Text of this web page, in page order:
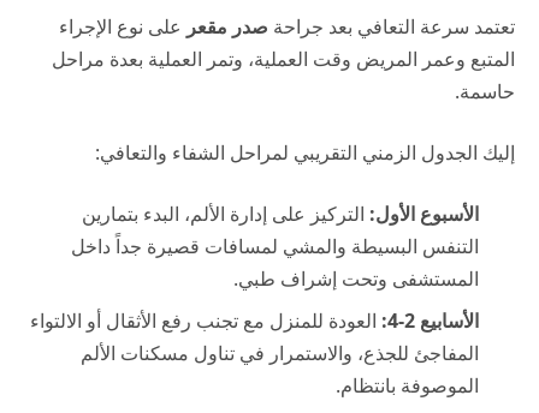
تعتمد سرعة التعافي بعد جراحة صدر مقعر على نوع الإجراء
المتبع وعمر المريض وقت العملية، وتمر العملية بعدة مراحل
حاسمة.
إليك الجدول الزمني التقريبي لمراحل الشفاء والتعافي:
الأسبوع الأول: التركيز على إدارة الألم، البدء بتمارين
التنفس البسيطة والمشي لمسافات قصيرة جداً داخل
المستشفى وتحت إشراف طبي.
الأسابيع 2-4:
العودة للمنزل مع تجنب رفع الأثقال أو الالتواء
المفاجئ للجذع، والاستمرار في تناول مسكنات الألم
الموصوفة بانتظام.